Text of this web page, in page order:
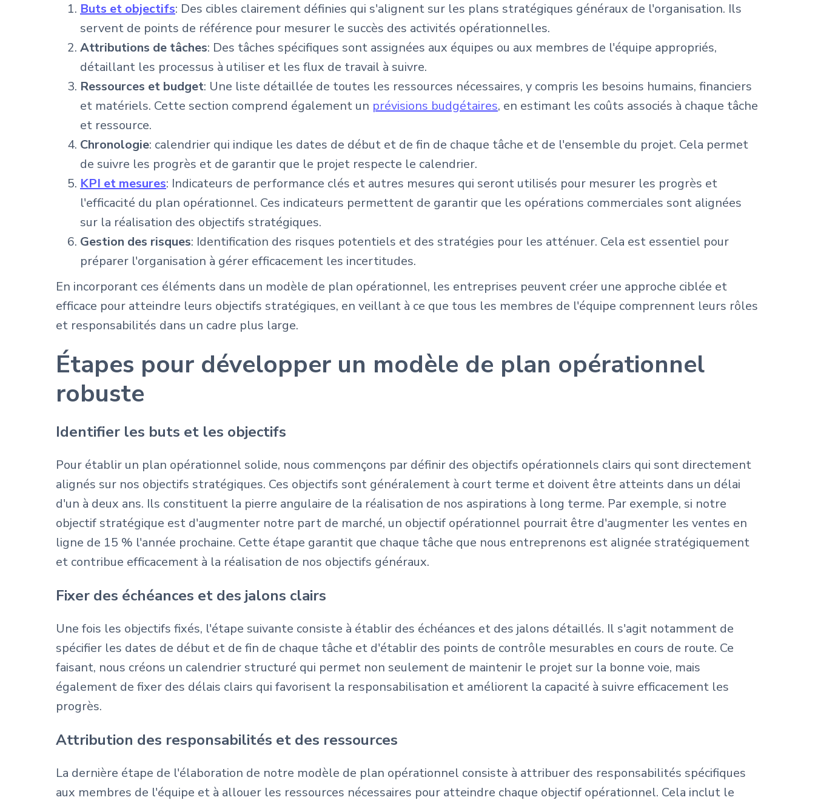
Buts et objectifs: Des cibles clairement définies qui s'alignent sur les plans stratégiques généraux de l'organisation. Ils
servent de points de référence pour mesurer le succès des activités opérationnelles.
Attributions de tâches: Des tâches spécifiques sont assignées aux équipes ou aux membres de l'équipe appropriés,
détaillant les processus à utiliser et les flux de travail à suivre.
Ressources et budget: Une liste détaillée de toutes les ressources nécessaires, y compris les besoins humains, financiers
et matériels. Cette section comprend également un prévisions budgétaires, en estimant les coûts associés à chaque tâche
et ressource.
Chronologie: calendrier qui indique les dates de début et de fin de chaque tâche et de l'ensemble du projet. Cela permet
de suivre les progrès et de garantir que le projet respecte le calendrier.
KPI et mesures: Indicateurs de performance clés et autres mesures qui seront utilisés pour mesurer les progrès et
l'efficacité du plan opérationnel. Ces indicateurs permettent de garantir que les opérations commerciales sont alignées
sur la réalisation des objectifs stratégiques.
Gestion des risques: Identification des risques potentiels et des stratégies pour les atténuer. Cela est essentiel pour
préparer l'organisation à gérer efficacement les incertitudes.
En incorporant ces éléments dans un modèle de plan opérationnel, les entreprises peuvent créer une approche ciblée et
efficace pour atteindre leurs objectifs stratégiques, en veillant à ce que tous les membres de l'équipe comprennent leurs rôles
et responsabilités dans un cadre plus large.
Étapes pour développer un modèle de plan opérationnel
robuste
Identifier les buts et les objectifs
Pour établir un plan opérationnel solide, nous commençons par définir des objectifs opérationnels clairs qui sont directement
alignés sur nos objectifs stratégiques. Ces objectifs sont généralement à court terme et doivent être atteints dans un délai
d'un à deux ans. Ils constituent la pierre angulaire de la réalisation de nos aspirations à long terme. Par exemple, si notre
objectif stratégique est d'augmenter notre part de marché, un objectif opérationnel pourrait être d'augmenter les ventes en
ligne de 15 % l'année prochaine. Cette étape garantit que chaque tâche que nous entreprenons est alignée stratégiquement
et contribue efficacement à la réalisation de nos objectifs généraux.
Fixer des échéances et des jalons clairs
Une fois les objectifs fixés, l'étape suivante consiste à établir des échéances et des jalons détaillés. Il s'agit notamment de
spécifier les dates de début et de fin de chaque tâche et d'établir des points de contrôle mesurables en cours de route. Ce
faisant, nous créons un calendrier structuré qui permet non seulement de maintenir le projet sur la bonne voie, mais
également de fixer des délais clairs qui favorisent la responsabilisation et améliorent la capacité à suivre efficacement les
progrès.
Attribution des responsabilités et des ressources
La dernière étape de l'élaboration de notre modèle de plan opérationnel consiste à attribuer des responsabilités spécifiques
aux membres de l'équipe et à allouer les ressources nécessaires pour atteindre chaque objectif opérationnel. Cela inclut le